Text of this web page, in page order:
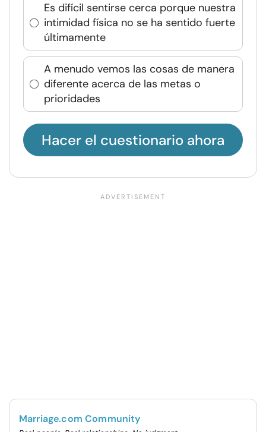
Es difícil sentirse cerca porque nuestra
intimidad física no se ha sentido fuerte
últimamente
A menudo vemos las cosas de manera
diferente acerca de las metas o
prioridades
Hacer el cuestionario ahora
Marriage.com Community